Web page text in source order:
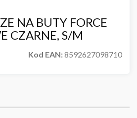
NA BUTY FORCE
CZARNE, S/M
Kod EAN:8592627098710